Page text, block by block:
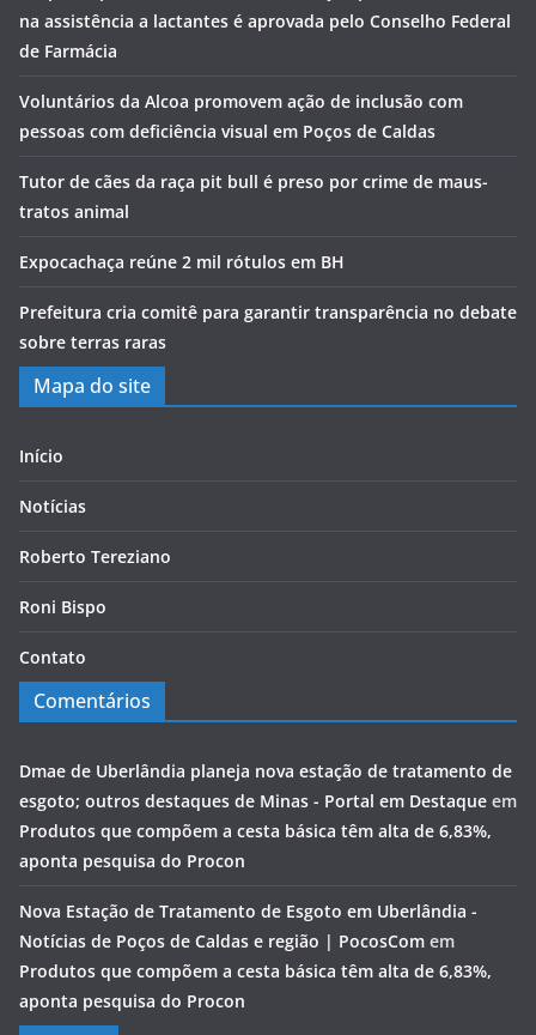
na assistência a lactantes é aprovada pelo Conselho Federal
de Farmácia
Voluntários da Alcoa promovem ação de inclusão com
pessoas com deficiência visual em Poços de Caldas
Tutor de cães da raça pit bull é preso por crime de maus-
tratos animal
Expocachaça reúne 2 mil rótulos em BH
Prefeitura cria comitê para garantir transparência no debate
sobre terras raras
Mapa do site
Início
Notícias
Roberto Tereziano
Roni Bispo
Contato
Comentários
Dmae de Uberlândia planeja nova estação de tratamento de
esgoto; outros destaques de Minas - Portal em Destaque em
Produtos que compõem a cesta básica têm alta de 6,83%,
aponta pesquisa do Procon
Nova Estação de Tratamento de Esgoto em Uberlândia -
Notícias de Poços de Caldas e região | PocosCom em
Produtos que compõem a cesta básica têm alta de 6,83%,
aponta pesquisa do Procon